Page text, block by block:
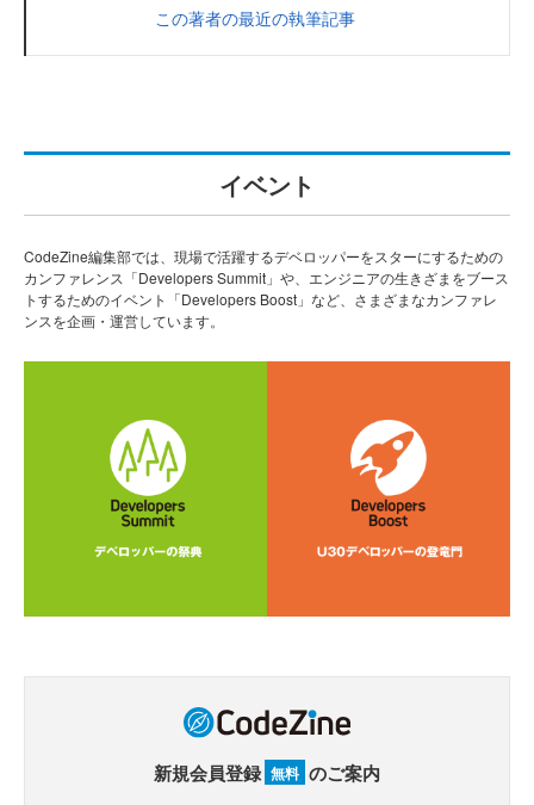
この著者の最近の執筆記事
イベント
CodeZine編集部では、現場で活躍するデベロッパーをスターにするための
カンファレンス「Developers Summit」や、エンジニアの生きざまをブース
トするためのイベント「Developers Boost」など、さまざまなカンファレ
ンスを企画・運営しています。
新規会員登録 無料 のご案内